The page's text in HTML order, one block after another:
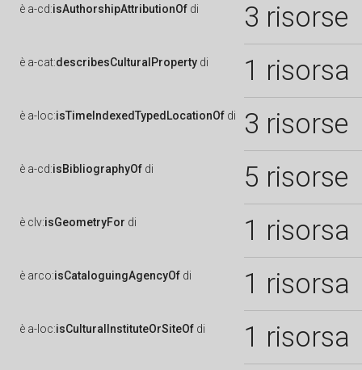
è a-cd:isAuthorshipAttributionOf di 3 risorse
è a-cat:describesCulturalProperty di 1 risorsa
è a-loc:isTimeIndexedTypedLocationOf di 3 risorse
è a-cd:isBibliographyOf di 5 risorse
è clv:isGeometryFor di 1 risorsa
è arco:isCataloguingAgencyOf di 1 risorsa
è a-loc:isCulturalInstituteOrSiteOf di 1 risorsa